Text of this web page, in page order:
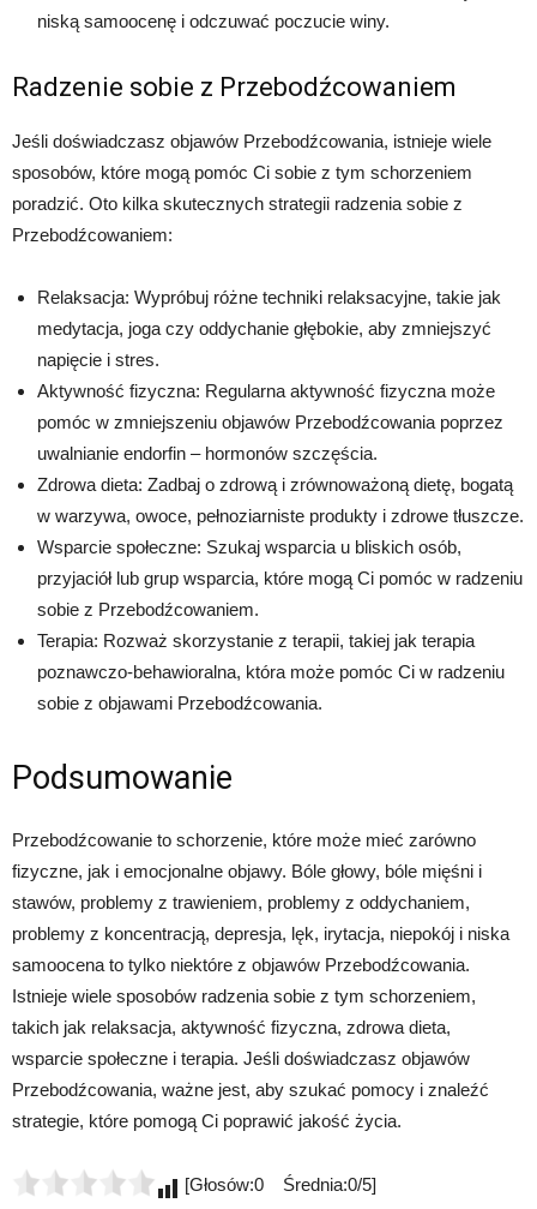
niską samoocenę i odczuwać poczucie winy.
Radzenie sobie z Przebodźcowaniem
Jeśli doświadczasz objawów Przebodźcowania, istnieje wiele
sposobów, które mogą pomóc Ci sobie z tym schorzeniem
poradzić. Oto kilka skutecznych strategii radzenia sobie z
Przebodźcowaniem:
Relaksacja: Wypróbuj różne techniki relaksacyjne, takie jak
medytacja, joga czy oddychanie głębokie, aby zmniejszyć
napięcie i stres.
Aktywność fizyczna: Regularna aktywność fizyczna może
pomóc w zmniejszeniu objawów Przebodźcowania poprzez
uwalnianie endorfin – hormonów szczęścia.
Zdrowa dieta: Zadbaj o zdrową i zrównoważoną dietę, bogatą
w warzywa, owoce, pełnoziarniste produkty i zdrowe tłuszcze.
Wsparcie społeczne: Szukaj wsparcia u bliskich osób,
przyjaciół lub grup wsparcia, które mogą Ci pomóc w radzeniu
sobie z Przebodźcowaniem.
Terapia: Rozważ skorzystanie z terapii, takiej jak terapia
poznawczo-behawioralna, która może pomóc Ci w radzeniu
sobie z objawami Przebodźcowania.
Podsumowanie
Przebodźcowanie to schorzenie, które może mieć zarówno
fizyczne, jak i emocjonalne objawy. Bóle głowy, bóle mięśni i
stawów, problemy z trawieniem, problemy z oddychaniem,
problemy z koncentracją, depresja, lęk, irytacja, niepokój i niska
samoocena to tylko niektóre z objawów Przebodźcowania.
Istnieje wiele sposobów radzenia sobie z tym schorzeniem,
takich jak relaksacja, aktywność fizyczna, zdrowa dieta,
wsparcie społeczne i terapia. Jeśli doświadczasz objawów
Przebodźcowania, ważne jest, aby szukać pomocy i znaleźć
strategie, które pomogą Ci poprawić jakość życia.
[Głosów:0 Średnia:0/5]